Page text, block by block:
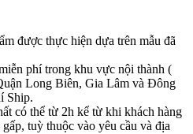
được thực hiện dựa trên mẫu đã
phí trong khu vực nội thành (
Long Biên, Gia Lâm và Đông
Ship.
có thể từ 2h kể từ khi khách hàng
tuỳ thuộc vào yêu cầu và địa